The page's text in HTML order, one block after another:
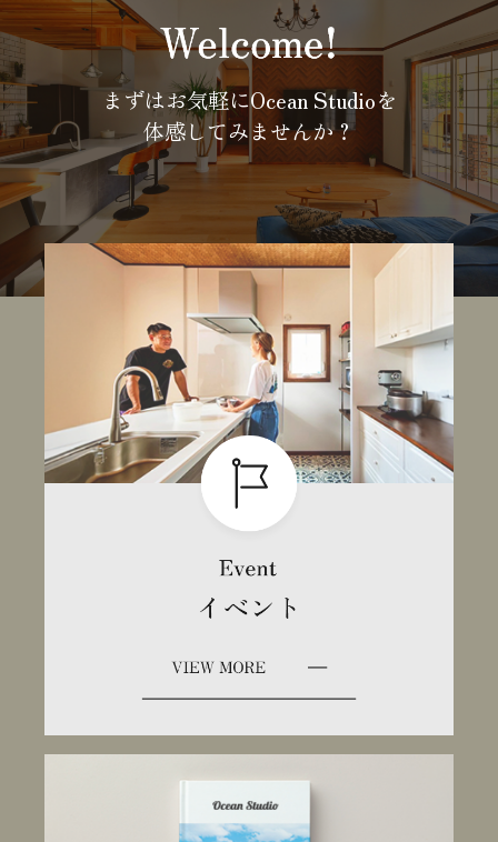
まずはお気軽にOcean Studioを
体感してみませんか？